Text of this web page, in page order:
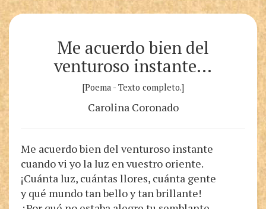
Me acuerdo bien del
venturoso instante…
[Poema - Texto completo.]
Carolina Coronado
Me acuerdo bien del venturoso instante
cuando vi yo la luz en vuestro oriente.
¡Cuánta luz, cuántas llores, cuánta gente
y qué mundo tan bello y tan brillante!